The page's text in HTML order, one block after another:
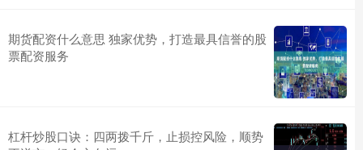
期货配资什么意思 独家优势，打造最具信誉的股
票配资服务
杠杆炒股口诀：四两拨千斤，止损控风险，顺势